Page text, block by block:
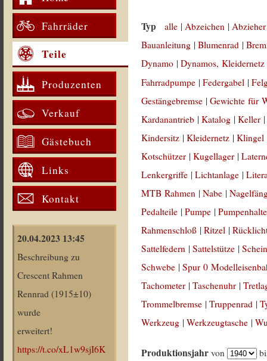
Fahrräder
Teile
Produzenten
Verkauf
Gästebuch
Links
Kontakt
20.04.2023 13:45
Beschreibung zu
Crescent Rahmen
Rennrad (1915±10)
wurde
erweitert!
https://t.co/xL1w9sjI6K
Typ alle |Abzeichen |
Bauanleitung |Blumenrad |
Dynamo |Dynamos, Kleidernetz
Fahrradpumpe |Federgabel |
Gestängebremse |Gewichte für
Kardanantrieb |Katalog |Keller
Kindersitz |Kleidernetz |Klingel
Kotschützer |Kugellager |
Lenkergriffe |Lichtanlage |
MTB Rahmen |Nabe |
Pedalteile |Pumpe |
Rahmenschloß |Ritzel |
Sattelfedern |Sattelstütze |
Schwebe |Spur 0
Tachometer |Taschenuhr |
Trommelbremse |Truppenrad |
Werkzeug |Werkzeugtasche |
Produktionsjahr von